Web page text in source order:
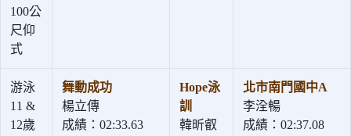
100公
尺仰
式
游泳
11 &
12歲
舞動成功
楊立傳
成績：02:33.63
Hope泳
訓
韓昕叡
北市南門國中A
李洤暢
成績：02:37.08